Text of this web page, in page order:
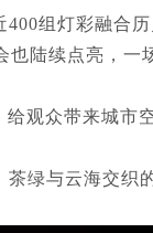
组灯彩融合
陆续点亮，
观众带来城
绿与云海交